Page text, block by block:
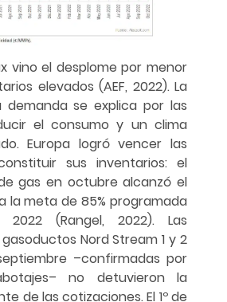
vino el desplome por menor
elevados (AEF, 2022). La
se explica por las
el consumo y un clima
Europa logró vencer las
sus inventarios: el
gas en octubre alcanzó el
la meta de 85% programada
(Rangel, 2022). Las
Nord Stream 1 y 2
–confirmadas por
no detuvieron la
de las cotizaciones. El 1º de